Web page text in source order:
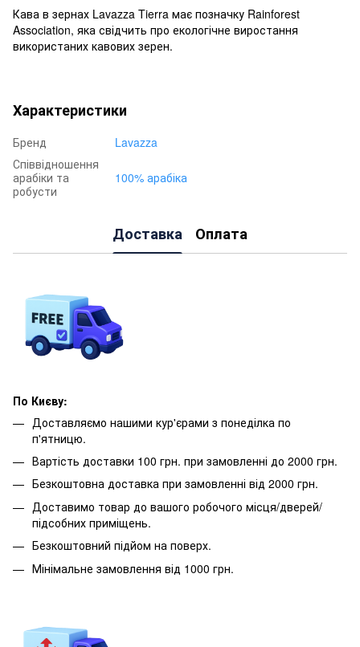
Кава в зернах Lavazza Tierra має позначку Rainforest
Association, яка свідчить про екологічне виростання
використаних кавових зерен.
Характеристики
Бренд
Lavazza
Співвідношення
арабіки та
робусти
100% арабіка
Доставка Оплата
По Києву:
Доставляємо нашими кур'єрами з понеділка по
п'ятницю.
Вартість доставки 100 грн. при замовленні до 2000 грн.
Безкоштовна доставка при замовленні від 2000 грн.
Доставимо товар до вашого робочого місця/дверей/
підсобних приміщень.
Безкоштовний підйом на поверх.
Мінімальне замовлення від 1000 грн.